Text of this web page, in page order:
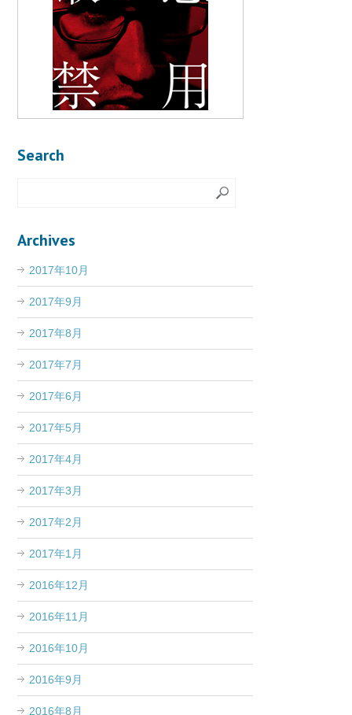
Search
Archives
2017年10月
2017年9月
2017年8月
2017年7月
2017年6月
2017年5月
2017年4月
2017年3月
2017年2月
2017年1月
2016年12月
2016年11月
2016年10月
2016年9月
2016年8月